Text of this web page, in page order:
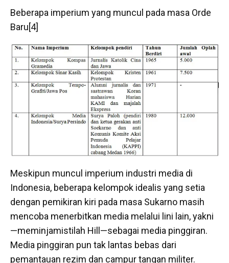
Beberapa imperium yang muncul pada masa Orde
Baru[4]
Meskipun muncul imperium industri media di
Indonesia, beberapa kelompok idealis yang setia
dengan pemikiran kiri pada masa Sukarno masih
mencoba menerbitkan media melalui lini lain, yakni
—meminjamistilah Hill—sebagai media pinggiran.
Media pinggiran pun tak lantas bebas dari
pemantauan rezim dan campur tangan militer.